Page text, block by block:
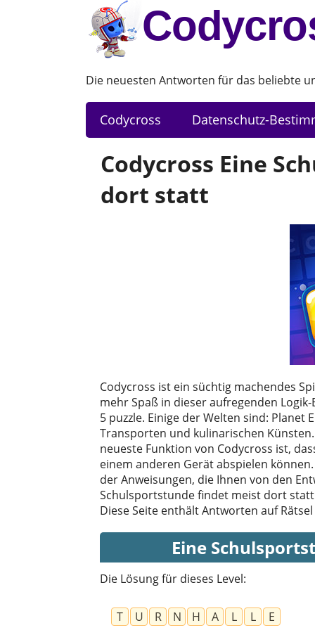
Die neuesten Antworten für das beliebte
Codycross Datenschutz-
Codycross Eine
dort statt
Codycross ist ein süchtig machendes
mehr Spaß in dieser aufregenden
5 puzzle. Einige der Welten sind: Planet
Transporten und kulinarischen
neueste Funktion von Codycross ist,
einem anderen Gerät abspielen
der Anweisungen, die Ihnen von den
Schulsportstunde findet meist dort
Diese Seite enthält Antworten auf
Eine
Die Lösung für dieses Level:
T U R N H A L L E